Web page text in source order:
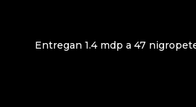
Entregan 1.4 mdp a 47